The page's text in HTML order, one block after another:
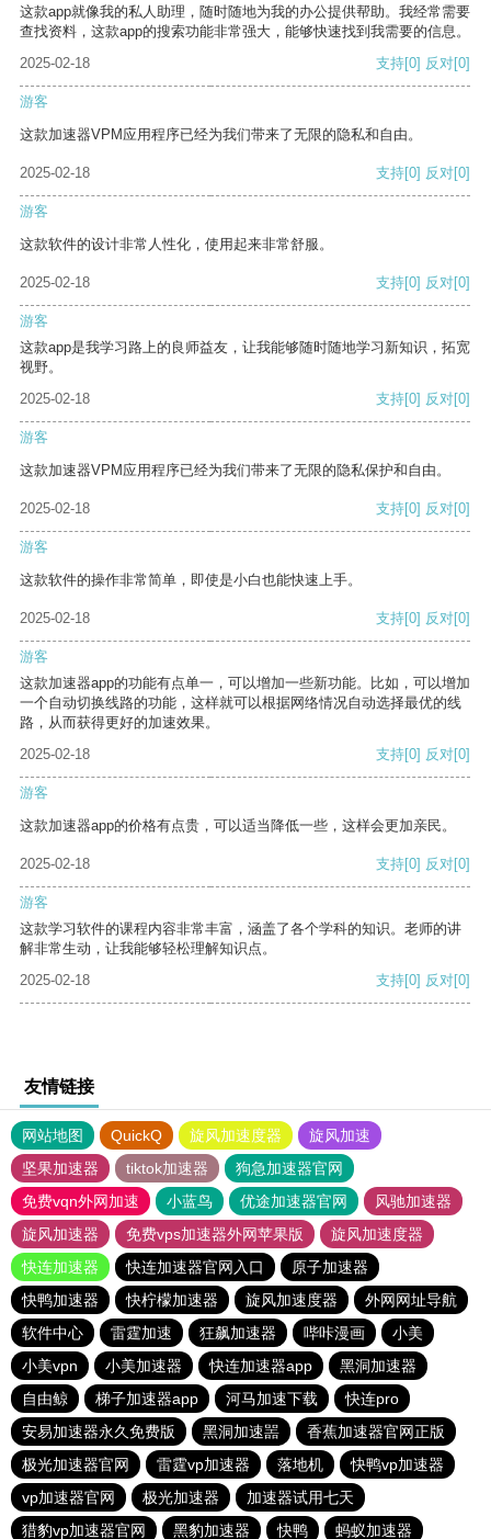
这款app就像我的私人助理，随时随地为我的办公提供帮助。我经常需要
查找资料，这款app的搜索功能非常强大，能够快速找到我需要的信息。
2025-02-18
支持[0] 反对[0]
游客
这款加速器VPM应用程序已经为我们带来了无限的隐私和自由。
2025-02-18 支持[0] 反对[0]
游客
这款软件的设计非常人性化，使用起来非常舒服。
2025-02-18 支持[0] 反对[0]
游客
这款app是我学习路上的良师益友，让我能够随时随地学习新知识，拓宽
视野。
2025-02-18
支持[0] 反对[0]
游客
这款加速器VPM应用程序已经为我们带来了无限的隐私保护和自由。
2025-02-18 支持[0] 反对[0]
游客
这款软件的操作非常简单，即使是小白也能快速上手。
2025-02-18 支持[0] 反对[0]
游客
这款加速器app的功能有点单一，可以增加一些新功能。比如，可以增加
一个自动切换线路的功能，这样就可以根据网络情况自动选择最优的线
路，从而获得更好的加速效果。
2025-02-18
支持[0] 反对[0]
游客
这款加速器app的价格有点贵，可以适当降低一些，这样会更加亲民。
2025-02-18 支持[0] 反对[0]
游客
这款学习软件的课程内容非常丰富，涵盖了各个学科的知识。老师的讲
解非常生动，让我能够轻松理解知识点。
2025-02-18
支持[0] 反对[0]
友情链接
网站地图 QuickQ 旋风加速度器
旋风加速
坚果加速器
tiktok加速器
狗急加速器官网
免费vqn外网加速
小蓝鸟 优途加速器官网
风驰加速器
旋风加速器
免费vps加速器外网苹果版
旋风加速度器
快连加速器
快连加速器官网入口
原子加速器
快鸭加速器
快柠檬加速器 旋风加速度器
外网网址导航
软件中心
雷霆加速 狂飙加速器 哔咔漫画
小美
小美vpn
小美加速器 快连加速器app
黑洞加速器
自由鲸
梯子加速器app 河马加速下载
快连pro
安易加速器永久免费版
黑洞加速噐
香蕉加速器官网正版
极光加速器官网
雷霆vp加速器 落地机
快鸭vp加速器
vp加速器官网
极光加速器
加速器试用七天
猎豹vp加速器官网
黑豹加速器 快鸭 蚂蚁加速器